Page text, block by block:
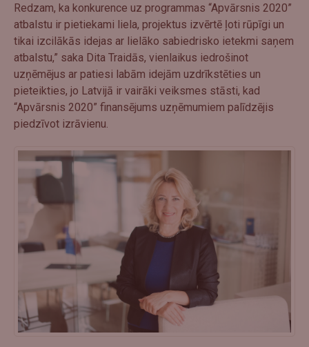
Redzam, ka konkurence uz programmas “Apvārsnis 2020”
atbalstu ir pietiekami liela, projektus izvērtē ļoti rūpīgi un
tikai izcilākās idejas ar lielāko sabiedrisko ietekmi saņem
atbalstu,” saka Dita Traidās, vienlaikus iedrošinot
uzņēmējus ar patiesi labām idejām uzdrīkstēties un
pieteikties, jo Latvijā ir vairāki veiksmes stāsti, kad
“Apvārsnis 2020” finansējums uzņēmumiem palīdzējis
piedzīvot izrāvienu.